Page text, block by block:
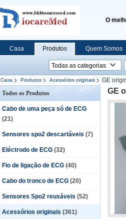
O
Casa Produtos Quem Somos
Casa Produtos Acessórios originais
GE
Todos os Produtos
Cabo de uma peça só de ECG
(21)
Sensores spo2 descartáveis (7)
Eléctrodo de ECG (32)
Fio de ligação de ECG (40)
Cabo do tronco de ECG (20)
Sensores Spo2 reusáveis (52)
Acessórios originais (361)
GE